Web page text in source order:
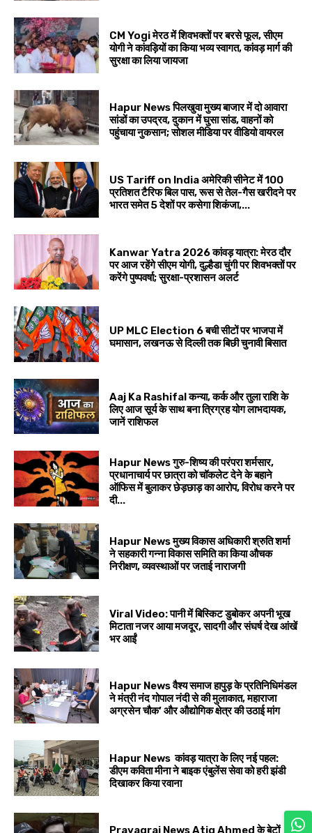
CM Yogi मेरठ में शिवभक्तों पर बरसे फूल, सीएम
योगी ने कांवड़ियों का किया भव्य स्वागत, कांवड़ मार्ग की
सुरक्षा का लिया जायजा
Hapur News पिलखुवा मुख्य बाजार में दो आवारा
सांडों का उपद्रव, दुकान में घुसा सांड, वाहनों को
पहुंचाया नुकसान; सोशल मीडिया पर वीडियो वायरल
US Tariff on India अमेरिकी सीनेट में 100
प्रतिशत टैरिफ बिल पास, रूस से तेल-गैस खरीदने पर
भारत समेत 5 देशों पर कसेगा शिकंजा,...
Kanwar Yatra 2026 कांवड़ यात्रा: मेरठ दौर
पर आज रहेंगे सीएम योगी, दुल्हैडा चुंगी पर शिवभक्तों पर
करेंगे पुष्पवर्षा; सुरक्षा-प्रशासन अलर्ट
UP MLC Election 6 बची सीटों पर भाजपा में
घमासान, लखनऊ से दिल्ली तक बिछी चुनावी बिसात
Aaj Ka Rashifal कन्या, कर्क और तुला राशि के
लिए आज सूर्य के साथ बना त्रिग्रह योग लाभदायक,
जानें राशिफल
Hapur News गुरु-शिष्य की परंपरा शर्मसार,
प्रधानाचार्य पर छात्रा को चॉकलेट देने के बहाने
ऑफिस में बुलाकर छेड़छाड़ का आरोप, विरोध करने पर
दी...
Hapur News मुख्य विकास अधिकारी श्रुति शर्मा
ने सहकारी गन्ना विकास समिति का किया औचक
निरीक्षण, व्यवस्थाओं पर जताई नाराजगी
Viral Video: पानी में बिस्किट डुबोकर अपनी भूख
मिटाता नजर आया मजदूर, सादगी और संघर्ष देख आंखें
भर आईं
Hapur News वैश्य समाज हापुड़ के प्रतिनिधिमंडल
ने मंत्री नंद गोपाल नंदी से की मुलाकात, महाराजा
अग्रसेन चौक’ और औद्योगिक क्षेत्र की उठाई मांग
Hapur News कांवड़ यात्रा के लिए नई पहल:
डीएम कविता मीना ने बाइक एंबुलेंस सेवा को हरी झंडी
दिखाकर किया रवाना